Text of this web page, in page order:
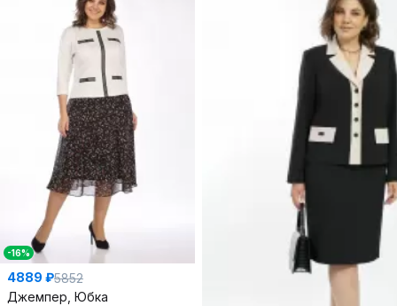
-16%
4889 ₽5852
Джемпер, Юбка